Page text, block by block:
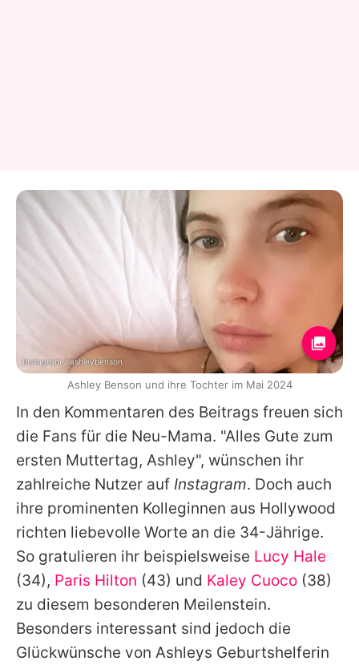
In den Kommentaren des Beitrags freuen sich
die Fans für die Neu-Mama. "Alles Gute zum
ersten Muttertag, Ashley", wünschen ihr
zahlreiche Nutzer auf Instagram. Doch auch
ihre prominenten Kolleginnen aus Hollywood
richten liebevolle Worte an die 34-Jährige.
So gratulieren ihr beispielsweise Lucy Hale
(34), Paris Hilton (43) und Kaley Cuoco (38)
zu diesem besonderen Meilenstein.
Besonders interessant sind jedoch die
Glückwünsche von Ashleys Geburtshelferin
Instagram / ashleybenson
Ashley Benson und ihre Tochter im Mai 2024